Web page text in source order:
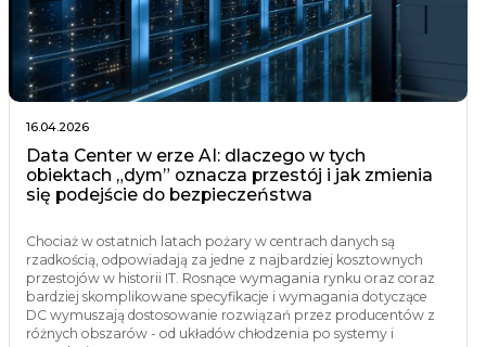
16.04.2026
Data Center w erze AI: dlaczego w tych
obiektach „dym” oznacza przestój i jak zmienia
się podejście do bezpieczeństwa
Chociaż w ostatnich latach pożary w centrach danych są
rzadkością, odpowiadają za jedne z najbardziej kosztownych
przestojów w historii IT. Rosnące wymagania rynku oraz coraz
bardziej skomplikowane specyfikacje i wymagania dotyczące
DC wymuszają dostosowanie rozwiązań przez producentów z
różnych obszarów - od układów chłodzenia po systemy i